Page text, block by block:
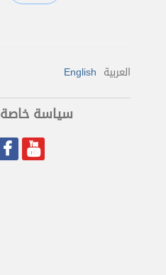
العربية English
سياسة خاصة